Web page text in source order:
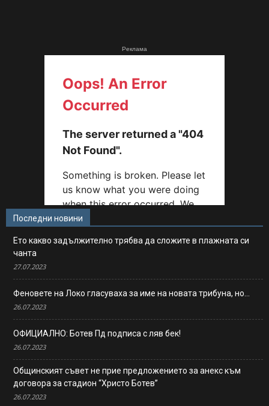
Реклама
Последни новини
Ето какво задължително трябва да сложите в плажната си
чанта
27.07.2023
Феновете на Локо гласуваха за име на новата трибуна, но…
26.07.2023
ОФИЦИАЛНО: Ботев Пд подписа с ляв бек!
26.07.2023
Общинският съвет не прие предложението за анекс към
договора за стадион “Христо Ботев”
26.07.2023